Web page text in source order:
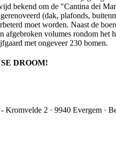
bekend om de "Cantina dei
(dak, plafonds,
moet worden. Naast de
volumes rondom het
met ongeveer 230 bomen.
DROOM!
Kromvelde 2 · 9940 Evergem ·